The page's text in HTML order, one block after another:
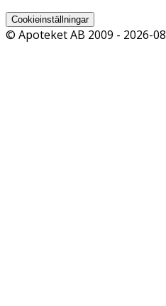
Cookieinställningar
© Apoteket AB 2009 - 2026-